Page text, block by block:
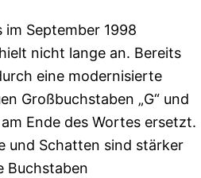
im September 1998
nicht lange an. Bereits
eine modernisierte
Großbuchstaben „G“ und
Ende des Wortes ersetzt.
und Schatten sind stärker
Buchstaben